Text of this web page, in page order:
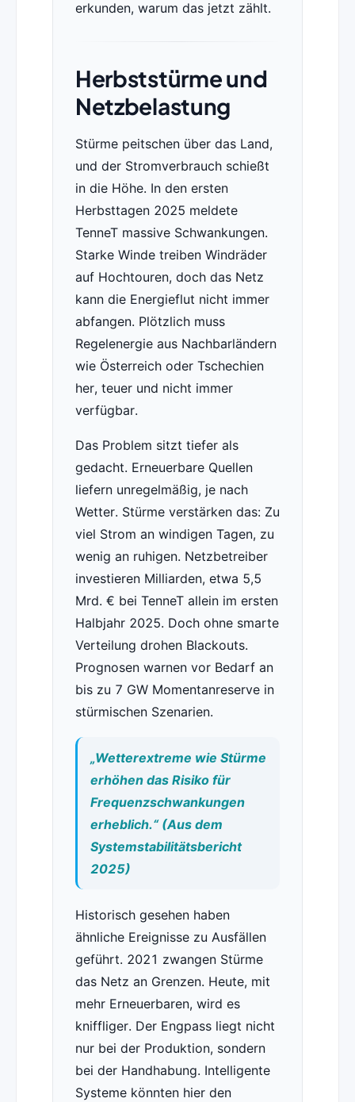
erkunden, warum das jetzt zählt.
Herbststürme und
Netzbelastung
Stürme peitschen über das Land,
und der Stromverbrauch schießt
in die Höhe. In den ersten
Herbsttagen 2025 meldete
TenneT massive Schwankungen.
Starke Winde treiben Windräder
auf Hochtouren, doch das Netz
kann die Energieflut nicht immer
abfangen. Plötzlich muss
Regelenergie aus Nachbarländern
wie Österreich oder Tschechien
her, teuer und nicht immer
verfügbar.
Das Problem sitzt tiefer als
gedacht. Erneuerbare Quellen
liefern unregelmäßig, je nach
Wetter. Stürme verstärken das: Zu
viel Strom an windigen Tagen, zu
wenig an ruhigen. Netzbetreiber
investieren Milliarden, etwa 5,5
Mrd. € bei TenneT allein im ersten
Halbjahr 2025. Doch ohne smarte
Verteilung drohen Blackouts.
Prognosen warnen vor Bedarf an
bis zu 7 GW Momentanreserve in
stürmischen Szenarien.
„Wetterextreme wie Stürme
erhöhen das Risiko für
Frequenzschwankungen
erheblich.“ (Aus dem
Systemstabilitätsbericht
2025)
Historisch gesehen haben
ähnliche Ereignisse zu Ausfällen
geführt. 2021 zwangen Stürme
das Netz an Grenzen. Heute, mit
mehr Erneuerbaren, wird es
kniffliger. Der Engpass liegt nicht
nur bei der Produktion, sondern
bei der Handhabung. Intelligente
Systeme könnten hier den